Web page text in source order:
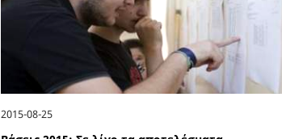
2015-08-25